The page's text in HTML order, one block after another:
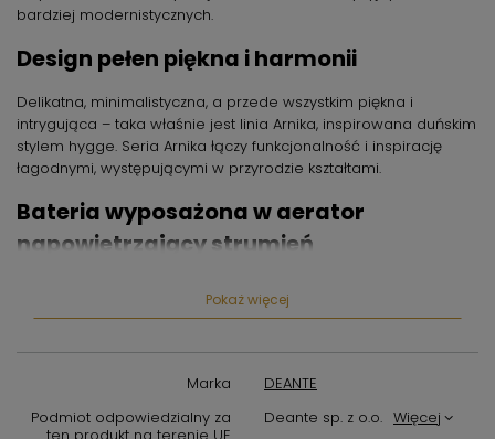
bardziej modernistycznych.
Design pełen piękna i harmonii
Delikatna, minimalistyczna, a przede wszystkim piękna i
intrygująca – taka właśnie jest linia Arnika, inspirowana duńskim
stylem hygge. Seria Arnika łączy funkcjonalność i inspirację
łagodnymi, występującymi w przyrodzie kształtami.
Bateria wyposażona w aerator
napowietrzający strumień
wody jest doskonale napowietrzony i miękki. Rozwiązanie to
wody, co przekłada się na niższe rachunki domowe. Zyskujesz
też świadomość, że przyczyniasz się do dbania o naszą
Pokaż więcej
Marka
DEANTE
Podmiot odpowiedzialny za
Deante sp. z o.o. Więcej